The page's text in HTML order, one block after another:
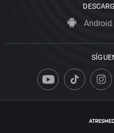
Android